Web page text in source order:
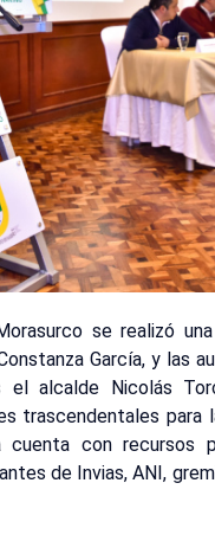
se realizó
García, y las
alcalde Nicolás
trascendentales para
con recursos
de Invias, ANI,